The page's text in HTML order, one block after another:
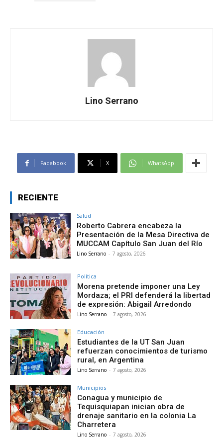
Lino Serrano
Facebook X WhatsApp
RECIENTE
Salud
Roberto Cabrera encabeza la
Presentación de la Mesa Directiva de
MUCCAM Capítulo San Juan del Río
Lino Serrano - 7 agosto, 2026
Política
Morena pretende imponer una Ley
Mordaza; el PRI defenderá la libertad
de expresión: Abigail Arredondo
Lino Serrano - 7 agosto, 2026
Educación
Estudiantes de la UT San Juan
refuerzan conocimientos de turismo
rural, en Argentina
Lino Serrano - 7 agosto, 2026
Municipios
Conagua y municipio de
Tequisquiapan inician obra de
drenaje sanitario en la colonia La
Charretera
Lino Serrano - 7 agosto, 2026